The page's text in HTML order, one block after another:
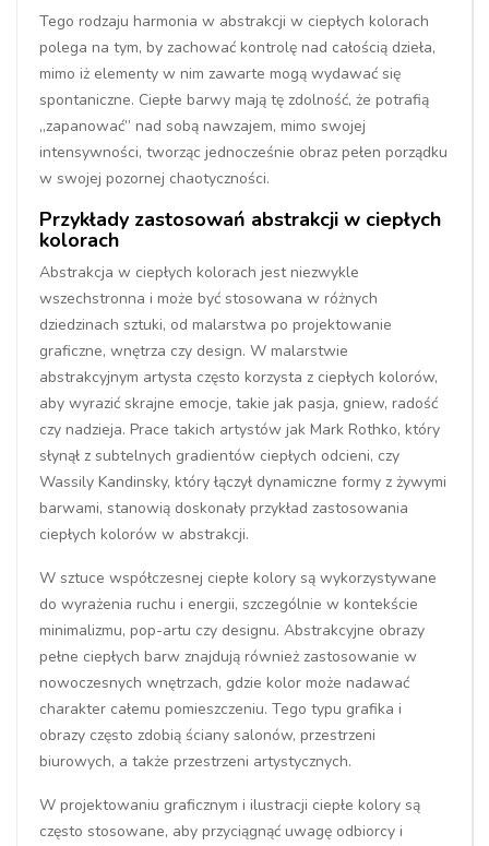
Tego rodzaju harmonia w abstrakcji w ciepłych kolorach
polega na tym, by zachować kontrolę nad całością dzieła,
mimo iż elementy w nim zawarte mogą wydawać się
spontaniczne. Ciepłe barwy mają tę zdolność, że potrafią
„zapanować” nad sobą nawzajem, mimo swojej
intensywności, tworząc jednocześnie obraz pełen porządku
w swojej pozornej chaotyczności.
Przykłady zastosowań abstrakcji w ciepłych
kolorach
Abstrakcja w ciepłych kolorach jest niezwykle
wszechstronna i może być stosowana w różnych
dziedzinach sztuki, od malarstwa po projektowanie
graficzne, wnętrza czy design. W malarstwie
abstrakcyjnym artysta często korzysta z ciepłych kolorów,
aby wyrazić skrajne emocje, takie jak pasja, gniew, radość
czy nadzieja. Prace takich artystów jak Mark Rothko, który
słynął z subtelnych gradientów ciepłych odcieni, czy
Wassily Kandinsky, który łączył dynamiczne formy z żywymi
barwami, stanowią doskonały przykład zastosowania
ciepłych kolorów w abstrakcji.
W sztuce współczesnej ciepłe kolory są wykorzystywane
do wyrażenia ruchu i energii, szczególnie w kontekście
minimalizmu, pop-artu czy designu. Abstrakcyjne obrazy
pełne ciepłych barw znajdują również zastosowanie w
nowoczesnych wnętrzach, gdzie kolor może nadawać
charakter całemu pomieszczeniu. Tego typu grafika i
obrazy często zdobią ściany salonów, przestrzeni
biurowych, a także przestrzeni artystycznych.
W projektowaniu graficznym i ilustracji ciepłe kolory są
często stosowane, aby przyciągnąć uwagę odbiorcy i